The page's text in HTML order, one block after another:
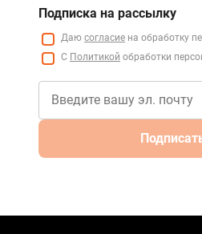
Подписка на рассылку
Даю согласие на обработку
С Политикой обработки